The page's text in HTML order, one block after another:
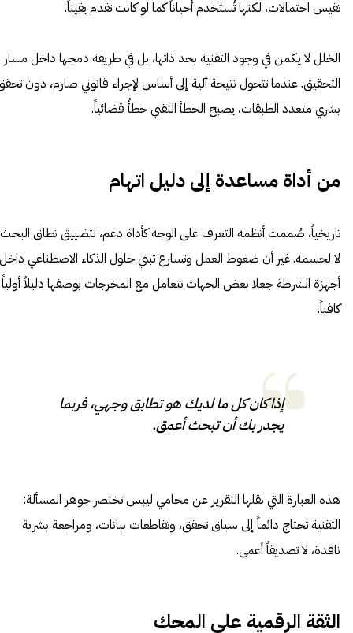
تقيس احتمالات، لكنها تُستخدم أحياناً كما لو كانت تقدم يقيناً.
الخلل لا يكمن في وجود التقنية بحد ذاتها، بل في طريقة دمجها داخل مسار
التحقيق. عندما تتحول نتيجة آلية إلى أساس لإجراء قانوني صارم، دون
بشري متعدد الطبقات، يصبح الخطأ التقني خطأً قضائياً.
من أداة مساعدة إلى دليل اتهام
تاريخياً، صُممت أنظمة التعرف على الوجه كأداة دعم، لتضييق نطاق البحث
لا لحسمه. غير أن ضغوط العمل وتسارع تبني حلول الذكاء الاصطناعي داخل
أجهزة الشرطة جعلا بعض الجهات تتعامل مع المخرجات بوصفها دليلاً أولياً
كافياً.
إذا كان كل ما لديك هو تطابق وجهي، فربما
يجدر بك أن تبحث أعمق.
هذه العبارة التي نقلها التقرير عن محامي ليبس تختصر جوهر المسألة:
التقنية تحتاج دائماً إلى سياق تحقق، وتقاطعات بيانات، ومراجعة بشرية
ناقدة، لا تصديقاً أعمى.
الثقة الرقمية على المحك